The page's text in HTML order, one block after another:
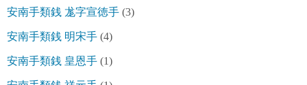
安南手類銭 尨字宣徳手 (3)
安南手類銭 明宋手 (4)
安南手類銭 皇恩手 (1)